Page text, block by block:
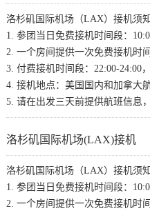
洛杉矶国际机场（LAX）接机须
1. 参团当日免费接机时间段：
2. 一个房间提供一次免费接机时
3. 付费接机时间段：22:00-24:00
4. 接机地点：美国国内和加拿大
5. 请在出发三天前提供航班信息
洛杉矶国际机场(LAX)接机
洛杉矶国际机场（LAX）接机须
1. 参团当日免费接机时间段：
2. 一个房间提供一次免费接机时